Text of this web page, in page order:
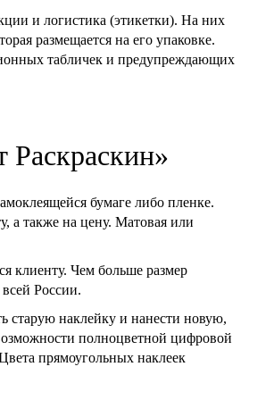
и логистика (этикетки). На них
размещается на его упаковке.
табличек и предупреждающих
Раскраскин»
бумаге либо пленке.
а также на цену. Матовая или
клиенту. Чем больше размер
России.
старую наклейку и нанести новую,
полноцветной цифровой
прямоугольных наклеек